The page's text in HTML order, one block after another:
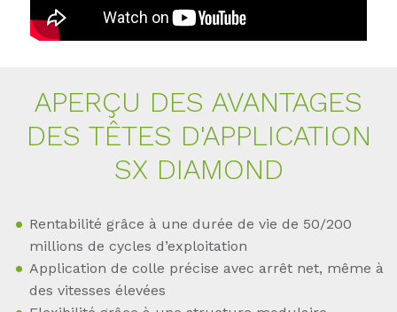
APERÇU DES AVAN­TA­GES
DES TÊ­TES D'­AP­P­LI­CA­TI­ON
SX DIA­MOND
Rentabilité grâce à une durée de vie de 50/200
millions de cycles d’exploitation
Application de colle précise avec arrêt net, même à
des vitesses élevées